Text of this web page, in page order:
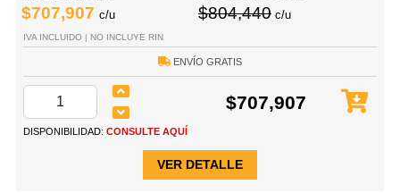
$707,907 c/u $804,440 c/u
IVA INCLUIDO | NO INCLUYE RIN
ENVÍO GRATIS
$707,907
DISPONIBILIDAD: CONSULTE AQUÍ
VER DETALLE